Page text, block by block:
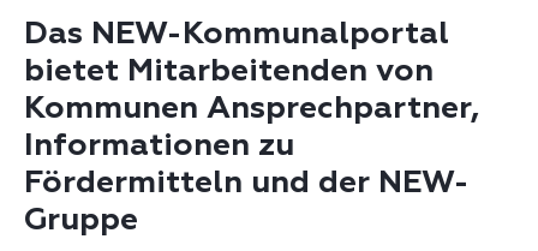
Das NEW-Kommunalportal
bietet Mitarbeitenden von
Kommunen Ansprechpartner,
Informationen zu
Fördermitteln und der NEW-
Gruppe